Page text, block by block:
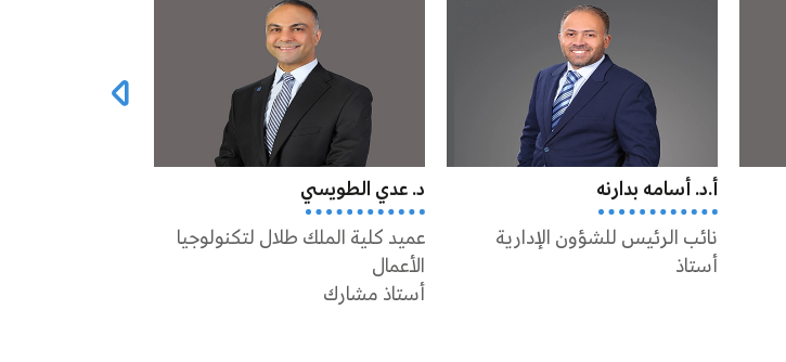
أ.د. أسامه بدارنه
نائب الرئيس للشؤون الإدارية
أستاذ
د. عدي الطويسي
عميد كلية الملك طلال لتكنولوجيا
الأعمال
أستاذ مشارك